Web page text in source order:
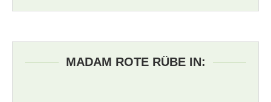
MADAM ROTE RÜBE IN: